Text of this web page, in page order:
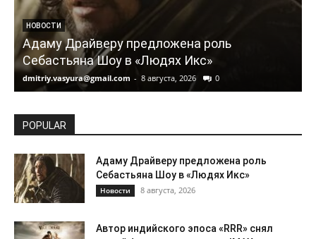
НОВОСТИ
Адаму Драйверу предложена роль
Себастьяна Шоу в «Людях Икс»
dmitriy.vasyura@gmail.com - 8 августа, 2026 0
POPULAR
Адаму Драйверу предложена роль
Себастьяна Шоу в «Людях Икс»
Новости 8 августа, 2026
Автор индийского эпоса «RRR» снял